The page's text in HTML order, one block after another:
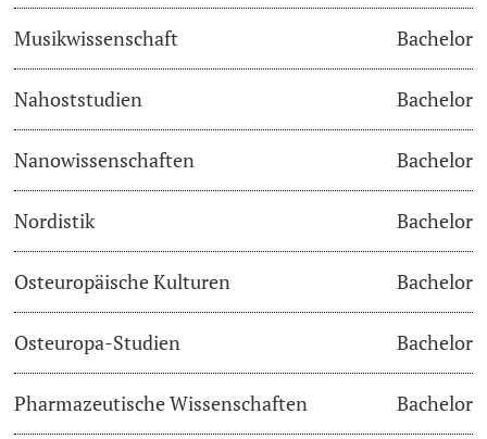
Lernbörse
Lernräume
Musikwissenschaft Bachelor
Nahoststudien Bachelor
Nanowissenschaften Bachelor
Nordistik Bachelor
Osteuropäische Kulturen Bachelor
Osteuropa-Studien Bachelor
Pharmazeutische Wissenschaften Bachelor